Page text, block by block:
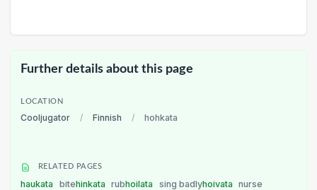
Further details about this page
LOCATION
Cooljugator / Finnish / hohkata
RELATED PAGES
haukata bitehinkata rubhoilata sing badlyhoivata
nurse